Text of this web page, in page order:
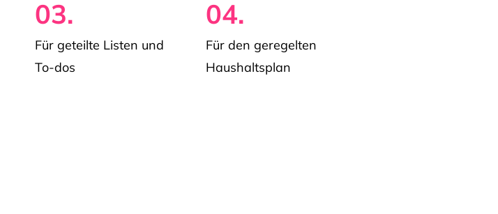
03.
Für geteilte Listen und
To-dos
04.
Für den geregelten
Haushaltsplan